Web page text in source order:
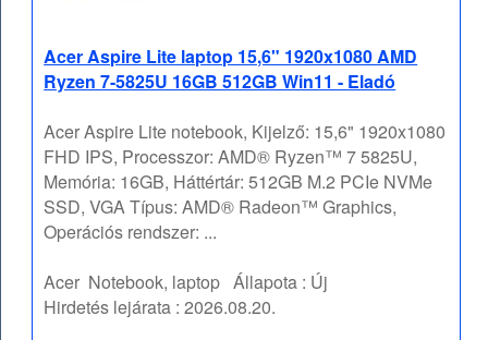
Acer Aspire Lite laptop 15,6" 1920x1080 AMD
Ryzen 7-5825U 16GB 512GB Win11 - Eladó
Acer Aspire Lite notebook, Kijelző: 15,6" 1920x1080
FHD IPS, Processzor: AMD® Ryzen™ 7 5825U,
Memória: 16GB, Háttértár: 512GB M.2 PCIe NVMe
SSD, VGA Típus: AMD® Radeon™ Graphics,
Operációs rendszer: ...
Acer Notebook, laptop Állapota : Új
Hirdetés lejárata :2026.08.20.